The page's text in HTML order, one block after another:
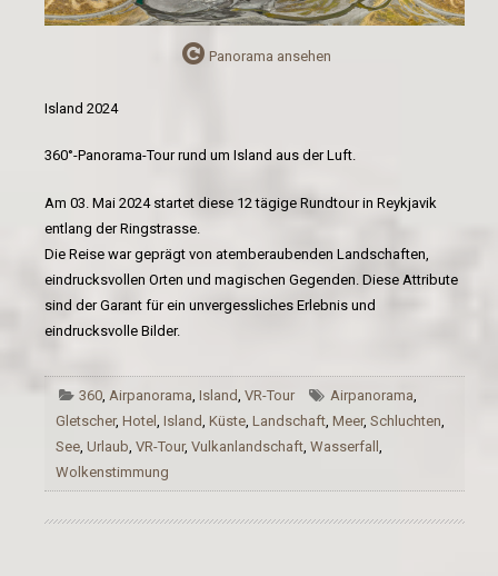
Panorama ansehen
Island 2024
360°-Panorama-Tour rund um Island aus der Luft.
Am 03. Mai 2024 startet diese 12 tägige Rundtour in Reykjavik
entlang der Ringstrasse.
Die Reise war geprägt von atemberaubenden Landschaften,
eindrucksvollen Orten und magischen Gegenden. Diese Attribute
sind der Garant für ein unvergessliches Erlebnis und
eindrucksvolle Bilder.
360,Airpanorama,Island,VR-Tour Airpanorama,
Gletscher, Hotel , Island, Küste, Landschaft, Meer, Schluchten,
See, Urlaub, VR-Tour, Vulkanlandschaft, Wasserfall ,
Wolkenstimmung